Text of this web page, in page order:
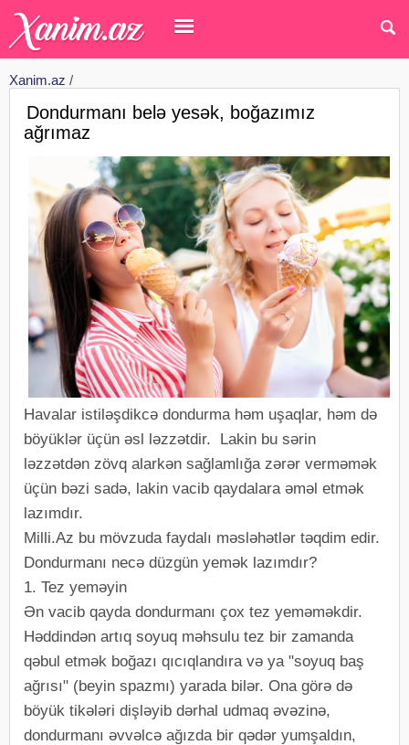
Xanim.az /
Dondurmanı belə yesək, boğazımız
ağrımaz
Havalar istiləşdikcə dondurma həm uşaqlar, həm də
böyüklər üçün əsl ləzzətdir. Lakin bu sərin
ləzzətdən zövq alarkən sağlamlığa zərər verməmək
üçün bəzi sadə, lakin vacib qaydalara əməl etmək
lazımdır.
Milli.Az bu mövzuda faydalı məsləhətlər təqdim edir.
Dondurmanı necə düzgün yemək lazımdır?
1. Tez yeməyin
Ən vacib qayda dondurmanı çox tez yeməməkdir.
Həddindən artıq soyuq məhsulu tez bir zamanda
qəbul etmək boğazı qıcıqlandıra və ya "soyuq baş
ağrısı" (beyin spazmı) yarada bilər. Ona görə də
böyük tikələri dişləyib dərhal udmaq əvəzinə,
dondurmanı əvvəlcə ağızda bir qədər yumşaldın,